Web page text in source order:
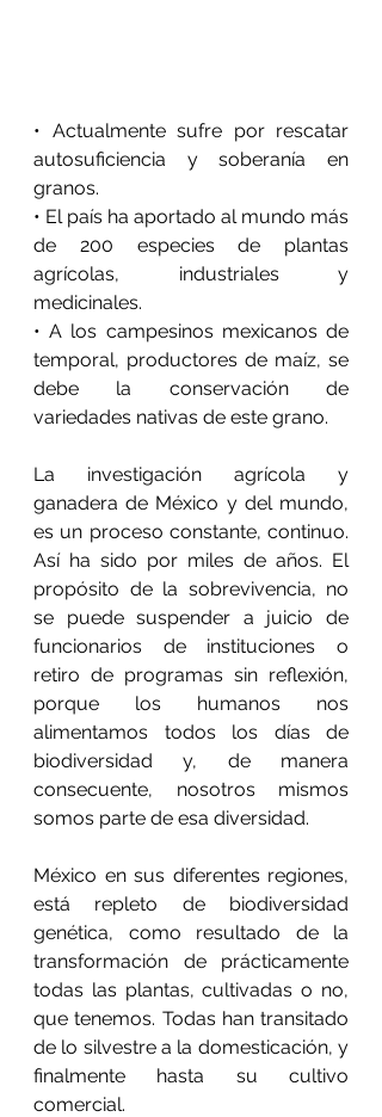
• Actualmente sufre por rescatar
autosuficiencia y soberanía en
granos.
• El país ha aportado al mundo más
de 200 especies de plantas
agrícolas, industriales y
medicinales.
• A los campesinos mexicanos de
temporal, productores de maíz, se
debe la conservación de
variedades nativas de este grano.
La investigación agrícola y
ganadera de México y del mundo,
es un proceso constante, continuo.
Así ha sido por miles de años. El
propósito de la sobrevivencia, no
se puede suspender a juicio de
funcionarios de instituciones o
retiro de programas sin reflexión,
porque los humanos nos
alimentamos todos los días de
biodiversidad y, de manera
consecuente, nosotros mismos
somos parte de esa diversidad.
México en sus diferentes regiones,
está repleto de biodiversidad
genética, como resultado de la
transformación de prácticamente
todas las plantas, cultivadas o no,
que tenemos. Todas han transitado
de lo silvestre a la domesticación, y
finalmente hasta su cultivo
comercial.